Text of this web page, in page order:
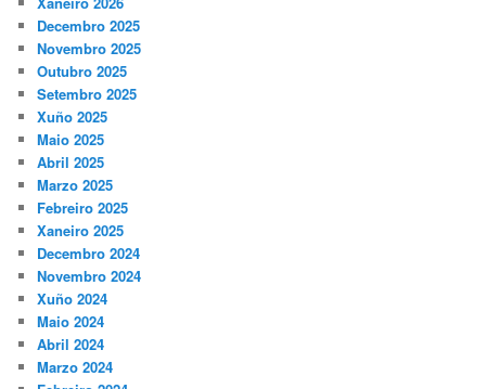
Decembro 2025
Novembro 2025
Outubro 2025
Setembro 2025
Xuño 2025
Maio 2025
Abril 2025
Marzo 2025
Febreiro 2025
Xaneiro 2025
Decembro 2024
Novembro 2024
Xuño 2024
Maio 2024
Abril 2024
Marzo 2024